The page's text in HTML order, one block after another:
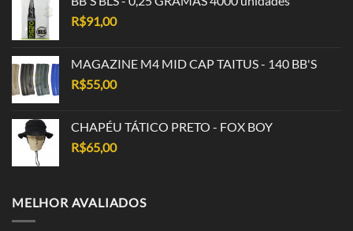
R$91,00
MAGAZINE M4 MID CAP TAITUS - 140 BB'S
R$55,00
CHAPÉU TÁTICO PRETO - FOX BOY
R$65,00
MELHOR AVALIADOS